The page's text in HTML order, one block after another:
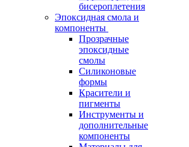
бисероплетения
Эпоксидная смола и
компоненты
Прозрачные
эпоксидные
смолы
Силиконовые
формы
Красители и
пигменты
Инструменты и
дополнительные
компоненты